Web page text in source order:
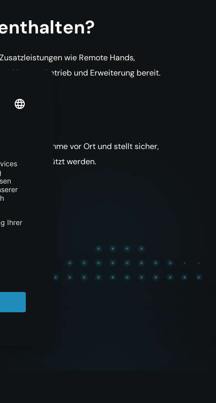
wie Remote Hands,
Planung, Betrieb und Erweiterung bereit.
Inbetriebnahme vor Ort und stellt sicher,
unterstützt werden.